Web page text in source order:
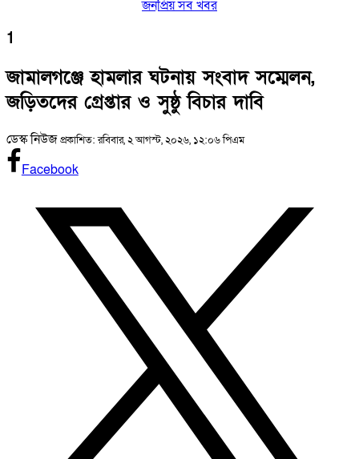
জনপ্রিয় সব খবর
1
জামালগঞ্জে হামলার ঘটনায় সংবাদ সম্মেলন,
জড়িতদের গ্রেপ্তার ও সুষ্ঠু বিচার দাবি
ডেস্ক নিউজপ্রকাশিত: রবিবার, ২ আগস্ট, ২০২৬, ১২:০৬ পিএম
Facebook